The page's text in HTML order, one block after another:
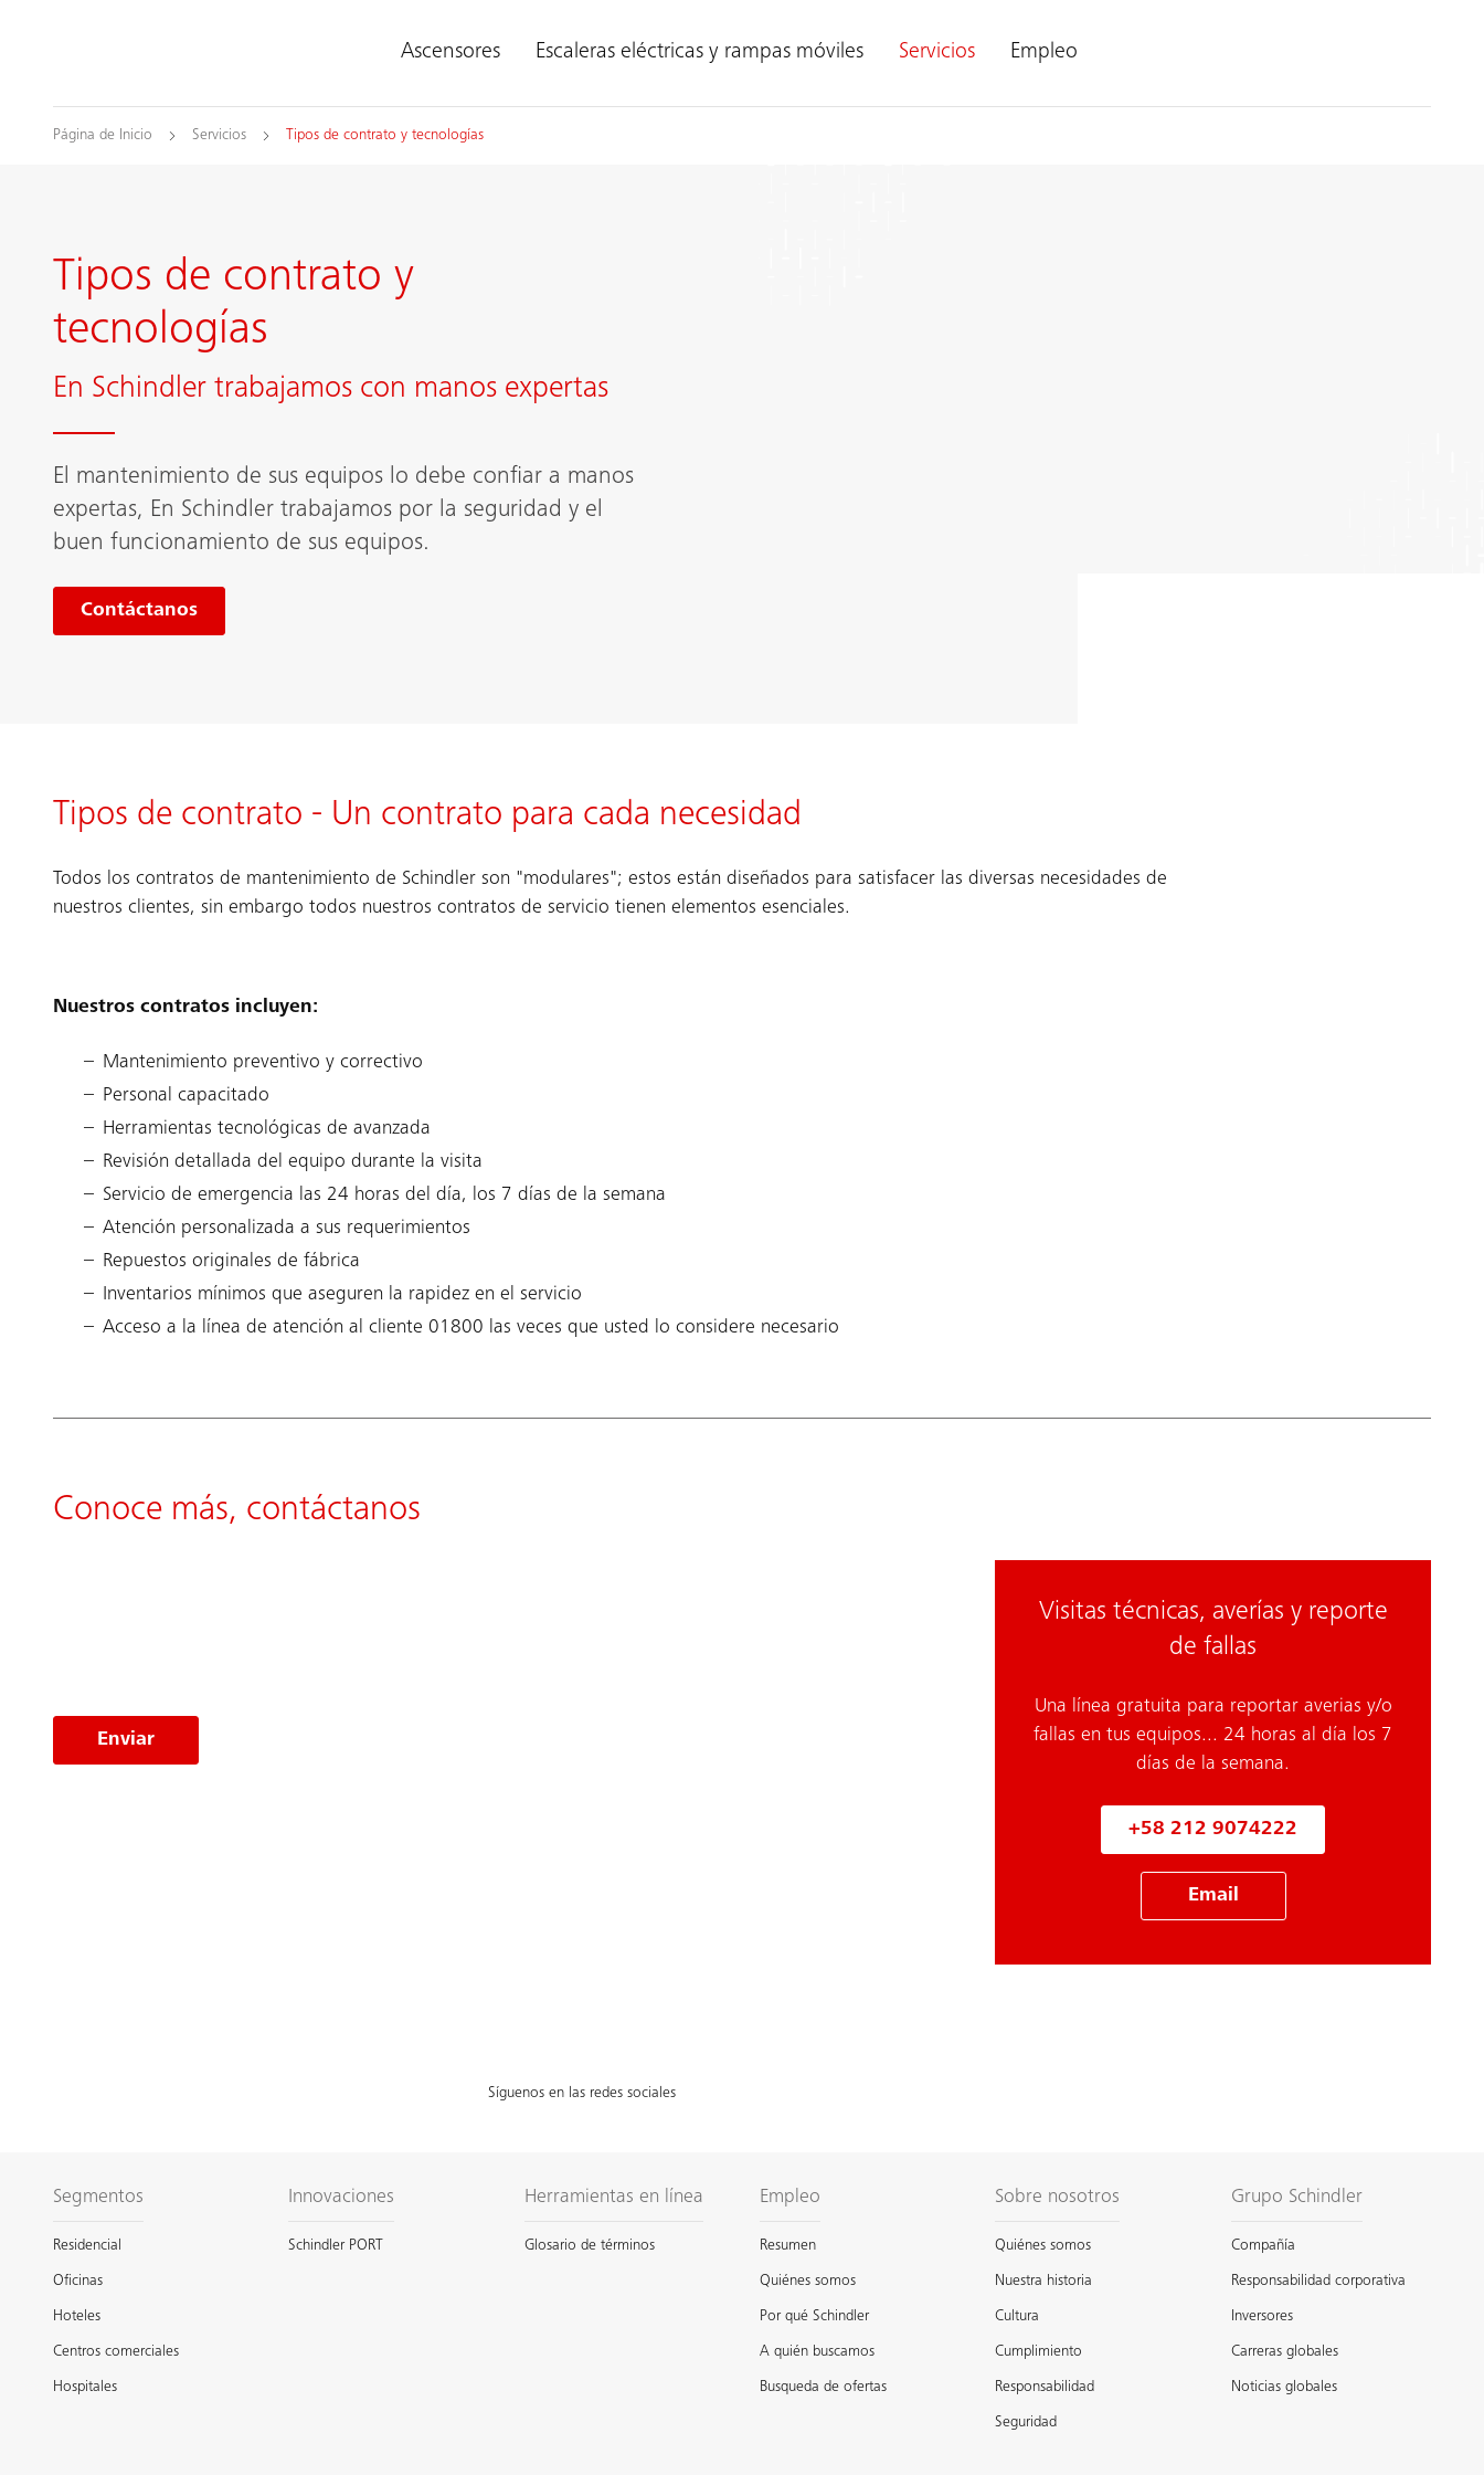
Ascensores Escaleras eléctricas y rampas móviles Servicios Empleo
Página de Inicio Servicios Tipos de contrato y tecnologías
Tipos de contrato y
tecnologías
En Schindler trabajamos con manos expertas
El mantenimiento de sus equipos lo debe confiar a manos
expertas, En Schindler trabajamos por la seguridad y el
buen funcionamiento de sus equipos.
Contáctanos
Tipos de contrato - Un contrato para cada necesidad
Todos los contratos de mantenimiento de Schindler son "modulares"; estos están diseñados para satisfacer las diversas necesidades de
nuestros clientes, sin embargo todos nuestros contratos de servicio tienen elementos esenciales.
Nuestros contratos incluyen:
Mantenimiento preventivo y correctivo
Personal capacitado
Herramientas tecnológicas de avanzada
Revisión detallada del equipo durante la visita
Servicio de emergencia las 24 horas del día, los 7 días de la semana
Atención personalizada a sus requerimientos
Repuestos originales de fábrica
Inventarios mínimos que aseguren la rapidez en el servicio
Acceso a la línea de atención al cliente 01800 las veces que usted lo considere necesario
Conoce más, contáctanos
Enviar
Visitas técnicas, averías y reporte
de fallas
Una línea gratuita para reportar averias y/o
fallas en tus equipos... 24 horas al día los 7
días de la semana.
+58 212 9074222
Email
Síguenos en las redes sociales
Segmentos
Residencial
Oficinas
Hoteles
Centros comerciales
Hospitales
Innovaciones
Schindler PORT
Herramientas en línea
Glosario de términos
Empleo
Resumen
Quiénes somos
Por qué Schindler
A quién buscamos
Busqueda de ofertas
Sobre nosotros
Quiénes somos
Nuestra historia
Cultura
Cumplimiento
Responsabilidad
Seguridad
Grupo Schindler
Compañía
Responsabilidad corporativa
Inversores
Carreras globales
Noticias globales